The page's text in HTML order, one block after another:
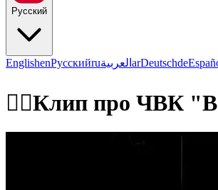
Русский
EnglishenРусскийruالعربية arDeutschde
🤦‍♂️Клип про ЧВК